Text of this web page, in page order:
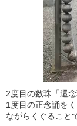
2度目の数珠「還
1度目の正念誦を
ながらくぐること